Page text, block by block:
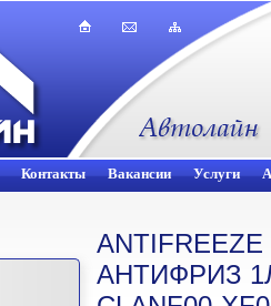
Контакты Вакансии Услуги
ANTIFREEZE
АНТИФРИЗ